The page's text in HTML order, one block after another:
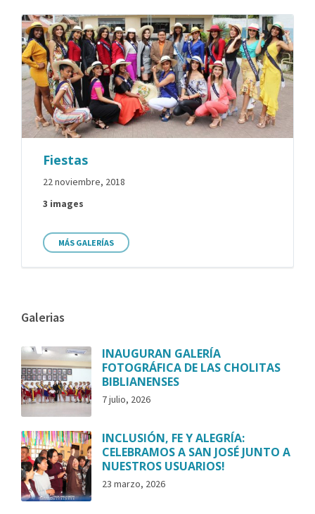
Fiestas
22 noviembre, 2018
3 images
MÁS GALERÍAS
Galerias
INAUGURAN GALERÍA
FOTOGRÁFICA DE LAS CHOLITAS
BIBLIANENSES
7 julio, 2026
INCLUSIÓN, FE Y ALEGRÍA:
CELEBRAMOS A SAN JOSÉ JUNTO A
NUESTROS USUARIOS!
23 marzo, 2026